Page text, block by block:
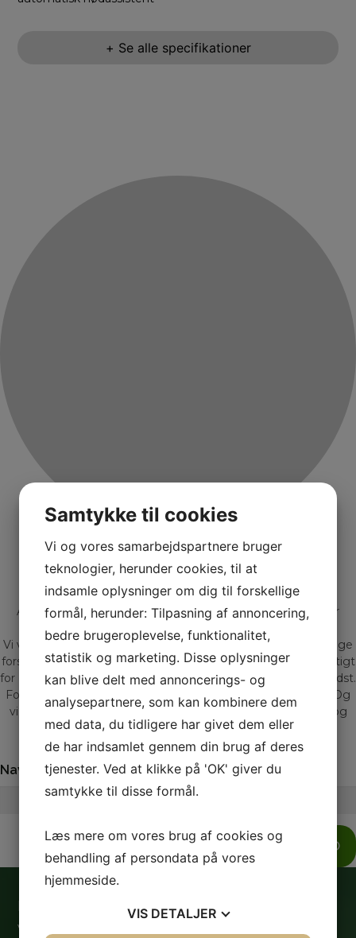
+ Se alle specifikationer
Bliv kontaktet af Gadeberg
Hos Gadeberg Auto får du mere end 20 års erfaring og
rådgivning, samt møder Jacob og Peter
At handle med biler, er for os mere end blot et job – det er
nærmere en livsstil.
Vi ved gennem mange års erfaring at der findes lige så mange
forskellige mennesker som der findes biler. Derfor er det vigtigt
for os at du får den bil der matcher dig og dine behov allerbedst.
For os er en bilhandel meget mere end blot kroner og øre. Og
vi sætter en ære i at give professionel vejledning, tryghed og
livskvalitet.
Navn Telefon
SEND
Hvorfor skal du vælge Gadeberg Auto?
Vi ved, gennem salg af mere end 5000 biler, at der findes
Samtykke til cookies
Vi og vores samarbejdspartnere bruger
teknologier, herunder cookies, til at
indsamle oplysninger om dig til forskellige
formål, herunder: Tilpasning af annoncering,
bedre brugeroplevelse, funktionalitet,
statistik og marketing. Disse oplysninger
kan blive delt med annoncerings- og
analysepartnere, som kan kombinere dem
med data, du tidligere har givet dem eller
de har indsamlet gennem din brug af deres
tjenester. Ved at klikke på 'OK' giver du
samtykke til disse formål.
Læs mere om vores brug af cookies og
behandling af persondata på vores
hjemmeside.
VIS DETALJER